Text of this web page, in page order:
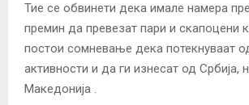
Тие се обвинети дека имале намера
премин да превезат пари и скапоцени
постои сомневање дека потекнуваат
активности и да ги изнесат од Србија,
Македонија .